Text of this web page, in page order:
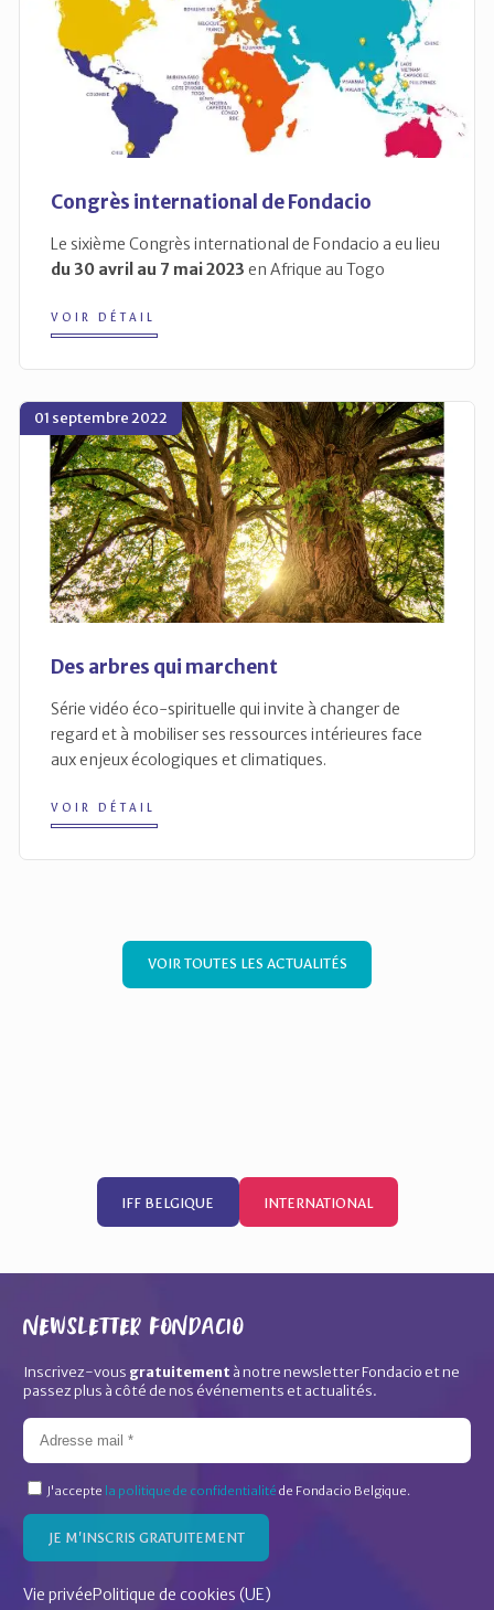
Congrès international de Fondacio
Le sixième Congrès international de Fondacio a eu lieu
du 30 avril au 7 mai 2023 en Afrique au Togo
VOIR DÉTAIL
01 septembre 2022
Des arbres qui marchent
Série vidéo éco-spirituelle qui invite à changer de
regard et à mobiliser ses ressources intérieures face
aux enjeux écologiques et climatiques.
VOIR DÉTAIL
VOIR TOUTES LES ACTUALITÉS
IFF BELGIQUE INTERNATIONAL
Newsletter Fondacio
Inscrivez-vous gratuitement à notre newsletter Fondacio et ne
passez plus à côté de nos événements et actualités.
J'accepte la politique de confidentialité de Fondacio Belgique.
JE M'INSCRIS GRATUITEMENT
Vie privéePolitique de cookies (UE)